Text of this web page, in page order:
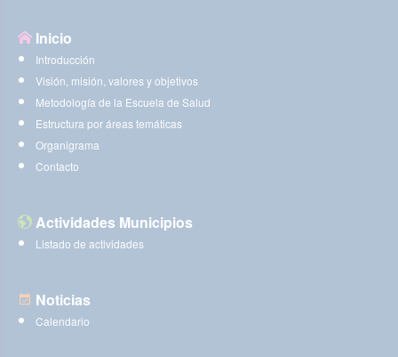
Inicio
Introducción
Visión, misión, valores y objetivos
Metodología de la Escuela de Salud
Estructura por áreas temáticas
Organigrama
Contacto
Actividades Municipios
Listado de actividades
Noticias
Calendario